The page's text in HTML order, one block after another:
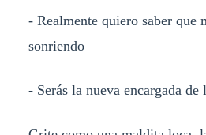
- Realmente quiero saber que
sonriendo
- Serás la nueva encargada